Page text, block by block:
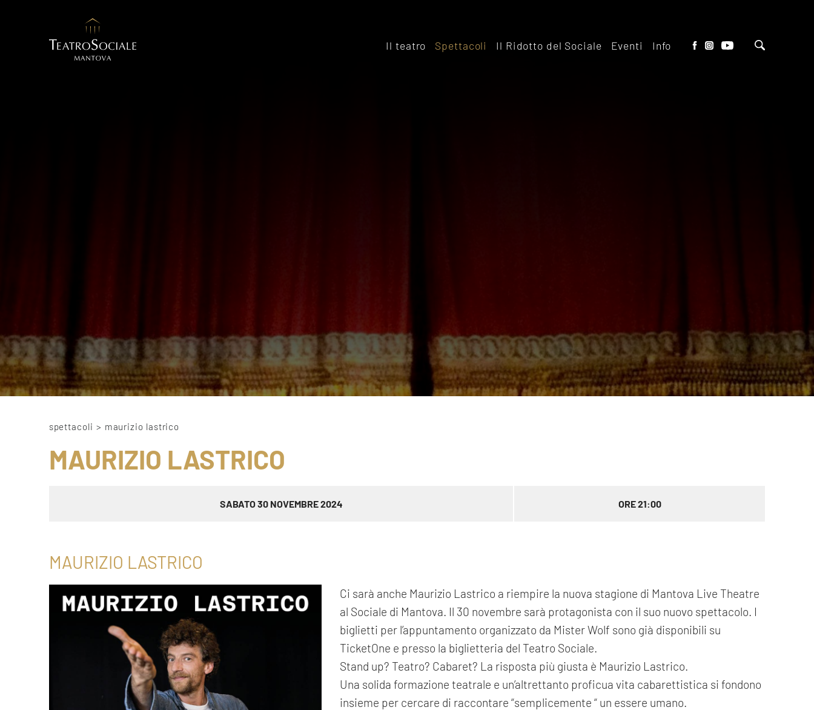
Il teatro Spettacoli Il Ridotto del Sociale Eventi Info
spettacoli > maurizio lastrico
MAURIZIO LASTRICO
SABATO 30 NOVEMBRE 2024 ORE 21:00
MAURIZIO LASTRICO
Ci sarà anche Maurizio Lastrico a riempire la nuova stagione di Mantova Live Theatre
al Sociale di Mantova. Il 30 novembre sarà protagonista con il suo nuovo spettacolo. I
biglietti per l’appuntamento organizzato da Mister Wolf sono già disponibili su
TicketOne e presso la biglietteria del Teatro Sociale.
Stand up? Teatro? Cabaret? La risposta più giusta è Maurizio Lastrico.
Una solida formazione teatrale e un’altrettanto proficua vita cabarettistica si fondono
insieme per cercare di raccontare “semplicemente “ un essere umano.